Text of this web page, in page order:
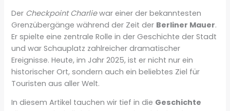
Der Checkpoint Charliewar einer der bekanntesten
Grenzübergänge während der Zeit der Berliner Mauer.
Er spielte eine zentrale Rolle in der Geschichte der Stadt
und war Schauplatz zahlreicher dramatischer
Ereignisse. Heute, im Jahr 2025, ist er nicht nur ein
historischer Ort, sondern auch ein beliebtes Ziel für
Touristen aus aller Welt.
In diesem Artikel tauchen wir tief in die Geschichte